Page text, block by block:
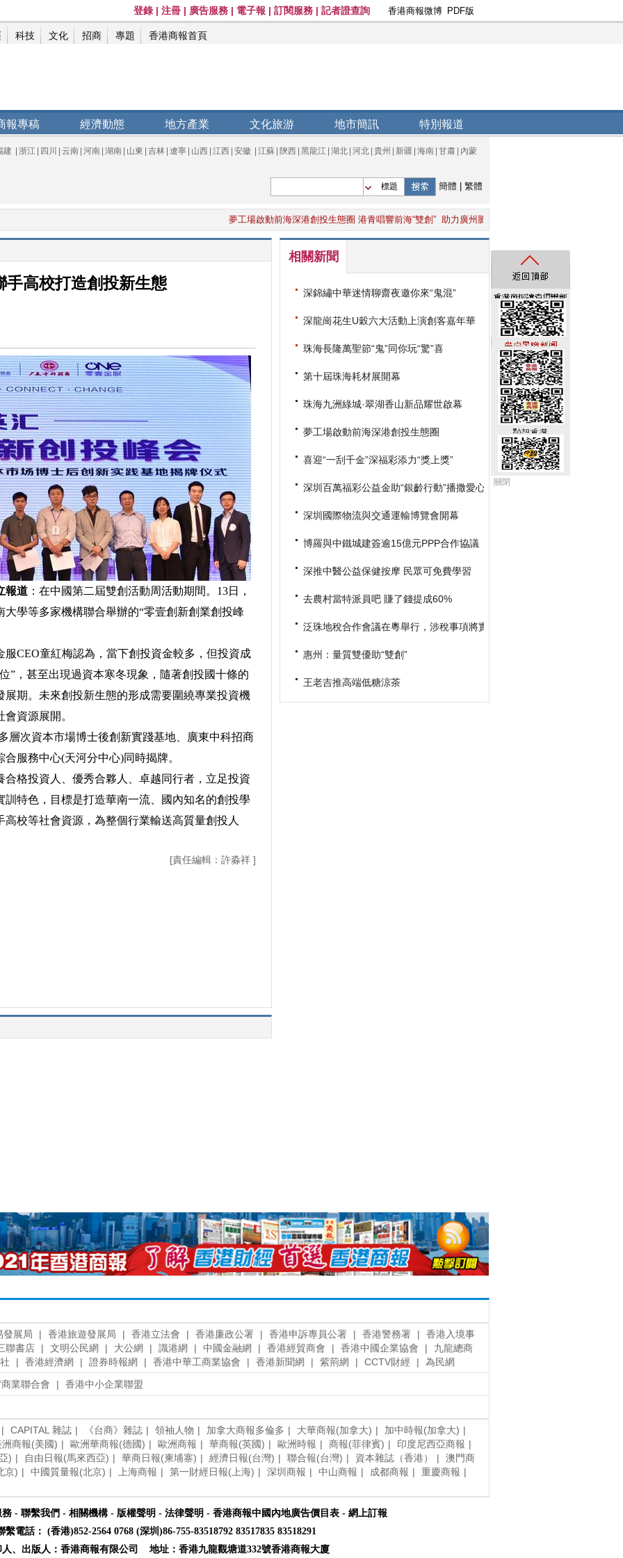
報專稿 經濟動態 地方產業 文化旅游 地市簡訊 特別報道
建 浙江 四川 云南 河南 湖南 山東 吉林 遼寧 山西 江西 安徽 江蘇 陝西 黑龍江 湖北 河北 貴州 新疆 海南 甘肅 內蒙
標題 簡體 繁體
夢工場啟動前海深港創投生態圈 港青唱響前海“雙創” 助力廣州騰飛 空港經濟區首個項目15日正式亮相
手高校打造創投新生態
報道：在中國第二屆雙創活動周活動期間。13日，
學等多家機構聯合舉辦的“零壹創新創業創投峰
童紅梅認為，當下創投資金較多，但投資成
”，甚至出現過資本寒冬現象，隨著創投國十條的
期。未來創投新生態的形成需要圍繞專業投資機
資源展開。
次資本市場博士後創新實踐基地、廣東中科招商
服務中心(天河分中心)同時揭牌。
投資人、優秀合夥人、卓越同行者，立足投資
特色，目標是打造華南一流、國內知名的創投學
校等社會資源，為整個行業輸送高質量創投人
[責任編輯：許淼祥 ]
相關新聞
深錦繡中華迷情聊齋夜邀你來“鬼混”
深龍崗花生U穀六大活動上演創客嘉年華
珠海長隆萬聖節“鬼”同你玩“驚”喜
第十屆珠海耗材展開幕
珠海九洲綠城·翠湖香山新品耀世啟幕
夢工場啟動前海深港創投生態圈
喜迎“一刮千金”深福彩添力“獎上獎”
深圳百萬福彩公益金助“銀齡行動”播撒愛心
深圳國際物流與交通運輸博覽會開幕
博羅與中鐵城建簽逾15億元PPP合作協議
深推中醫公益保健按摩 民眾可免費學習
去農村當特派員吧 賺了錢提成60%
泛珠地稅合作會議在粵舉行，涉稅事項將實現跨區域通辦
惠州：量質雙優助“雙創”
王老吉推高端低糖涼茶
關閉